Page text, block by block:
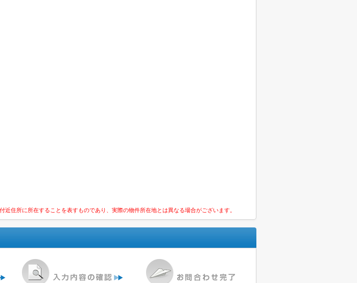
住所に所在することを表すものであり、実際の物件所在地とは異なる場合がございます。